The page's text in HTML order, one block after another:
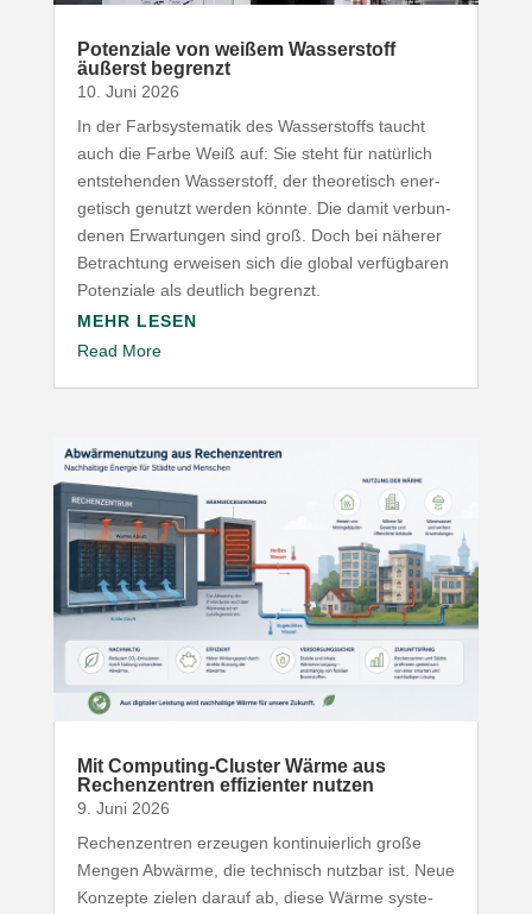
Poten­ziale von weißem Wasser­stoff
äußerst begrenzt
10. Juni 2026
In der Farb­sys­te­matik des Wasser­stoffs taucht
auch die Farbe Weiß auf: Sie steht für natürlich
entste­henden Wasser­stoff, der theo­re­tisch ener­
ge­tisch genutzt werden könnte. Die damit verbun­
denen Erwar­tungen sind groß. Doch bei näherer
Betrachtung erweisen sich die global verfüg­baren
Poten­ziale als deutlich begrenzt.
MEHR LESEN
Read More
Mit Computing-​Cluster Wärme aus
Rechen­zentren effi­zi­enter nutzen
9. Juni 2026
Rechen­zentren erzeugen konti­nu­ierlich große
Mengen Abwärme, die technisch nutzbar ist. Neue
Konzepte zielen darauf ab, diese Wärme syste­